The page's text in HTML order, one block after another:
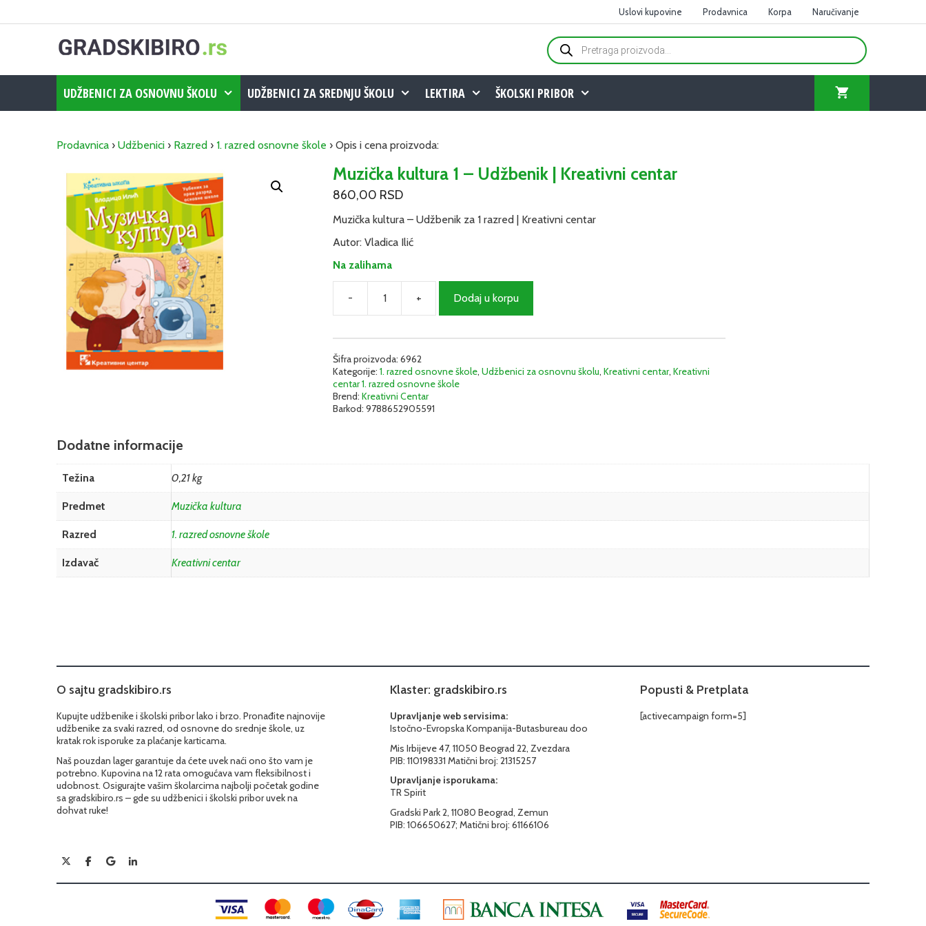
Uslovi kupovine Prodavnica Korpa Naručivanje
Products
search
UDŽBENICI ZA OSNOVNU ŠKOLU UDŽBENICI ZA SREDNJU ŠKOLU LEKTIRA ŠKOLSKI PRIBOR
Prodavnica › Udžbenici › Razred › 1. razred osnovne škole › Opis i cena proizvoda:
Muzička kultura 1 – Udžbenik | Kreativni centar
860,00 RSD
Muzička kultura – Udžbenik za 1 razred | Kreativni centar
Autor: Vladica Ilić
Na zalihama
-
kultura
Udžbenik
|
Kreativni
centar
količina
+ Dodaj u korpu
Šifra proizvoda:6962
Kategorije:1. razred osnovne škole,Udžbenici za osnovnu školu,Kreativni centar,Kreativni
centar 1. razred osnovne škole
Brend:Kreativni Centar
Barkod:9788652905591
Dodatne informacije
Težina 0,21 kg
Predmet Muzička kultura
Razred 1. razred osnovne škole
Izdavač Kreativni centar
O sajtu gradskibiro.rs
Kupujte udžbenike i školski pribor lako i brzo. Pronađite najnovije
udžbenike za svaki razred, od osnovne do srednje škole, uz
kratak rok isporuke za plaćanje karticama.
Naš pouzdan lager garantuje da ćete uvek naći ono što vam je
potrebno. Kupovina na 12 rata omogućava vam fleksibilnost i
udobnost. Osigurajte vašim školarcima najbolji početak godine
sa gradskibiro.rs – gde su udžbenici i školski pribor uvek na
dohvat ruke!
Klaster: gradskibiro.rs
Upravljanje web servisima:
Istočno-Evropska Kompanija-Butasbureau doo
Mis Irbijeve 47, 11050 Beograd 22, Zvezdara
PIB: 110198331 Matični broj: 21315257
Upravljanje isporukama:
TR Spirit
Gradski Park 2, 11080 Beograd, Zemun
PIB: 106650627; Matični broj: 61166106
Popusti & Pretplata
[activecampaign form=5]